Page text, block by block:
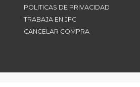
POLITICAS DE PRIVACIDAD
TRABAJA EN JFC
CANCELAR COMPRA